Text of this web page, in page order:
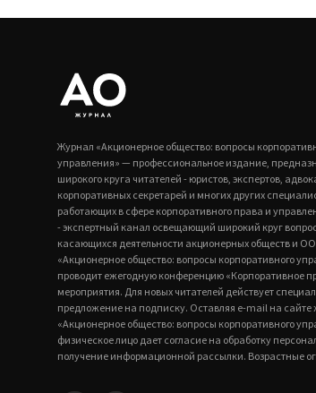
Журнал «Акционерное общество: вопросы
управления» — профессиональное издание,
широкого круга читателей - юристов, экспертов,
корпоративных секретарей и многих других
работающих в сфере корпоративного права и
- экспертный канал освещающий широкий круг
касающихся деятельности акционерных обществ и
«Акционерное общество: вопросы корпоративного
проводит ежегодную конференцию «Корпоративное
мероприятия. Для новых читателей действует
предложение на подписку. Оставляя e-mail на сайте
«Акционерное общество: вопросы корпоративного
физическое лицо дает согласие на обработку
получение информационной рассылки. Возрастные